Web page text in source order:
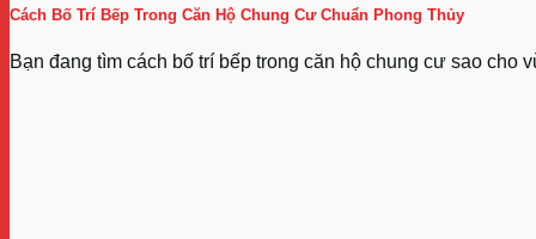
Cách Bố Trí Bếp Trong Căn Hộ Chung Cư Chuẩn Phong Thủy
Bạn đang tìm cách bố trí bếp trong căn hộ chung cư sao cho